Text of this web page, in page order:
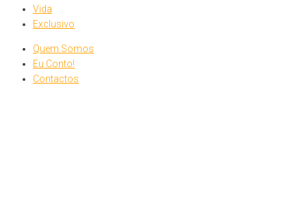
Vida
Exclusivo
Quem Somos
Eu Conto!
Contactos